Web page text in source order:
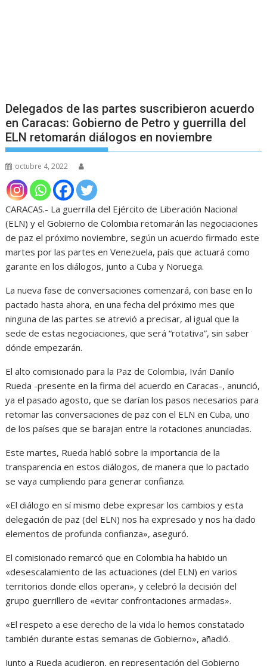
Delegados de las partes suscribieron acuerdo
en Caracas: Gobierno de Petro y guerrilla del
ELN retomarán diálogos en noviembre
octubre 4, 2022
CARACAS.- La guerrilla del Ejército de Liberación Nacional
(ELN) y el Gobierno de Colombia retomarán las negociaciones
de paz el próximo noviembre, según un acuerdo firmado este
martes por las partes en Venezuela, país que actuará como
garante en los diálogos, junto a Cuba y Noruega.
La nueva fase de conversaciones comenzará, con base en lo
pactado hasta ahora, en una fecha del próximo mes que
ninguna de las partes se atrevió a precisar, al igual que la
sede de estas negociaciones, que será “rotativa”, sin saber
dónde empezarán.
El alto comisionado para la Paz de Colombia, Iván Danilo
Rueda -presente en la firma del acuerdo en Caracas-, anunció,
ya el pasado agosto, que se darían los pasos necesarios para
retomar las conversaciones de paz con el ELN en Cuba, uno
de los países que se barajan entre la rotaciones anunciadas.
Este martes, Rueda habló sobre la importancia de la
transparencia en estos diálogos, de manera que lo pactado
se vaya cumpliendo para generar confianza.
«El diálogo en sí mismo debe expresar los cambios y esta
delegación de paz (del ELN) nos ha expresado y nos ha dado
elementos de profunda confianza», aseguró.
El comisionado remarcó que en Colombia ha habido un
«desescalamiento de las actuaciones (del ELN) en varios
territorios donde ellos operan», y celebró la decisión del
grupo guerrillero de «evitar confrontaciones armadas».
«El respeto a ese derecho de la vida lo hemos constatado
también durante estas semanas de Gobierno», añadió.
Junto a Rueda acudieron, en representación del Gobierno